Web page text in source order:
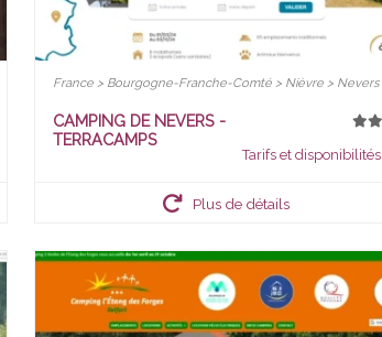
France > Bourgogne-Franche-Comté > Nièvre > Nevers
CAMPING DE NEVERS -
TERRACAMPS
Tarifs et disponibilités
Plus de détails